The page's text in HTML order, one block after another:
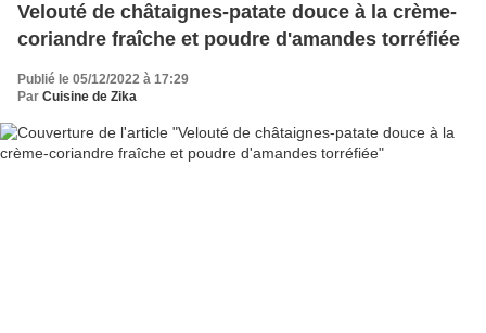
Velouté de châtaignes-patate douce à la crème-
coriandre fraîche et poudre d'amandes torréfiée
Publié le 05/12/2022 à 17:29
Par Cuisine de Zika